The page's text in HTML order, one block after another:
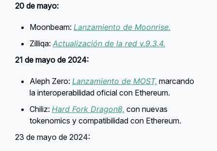
20 de mayo:
Moonbeam: Lanzamiento de Moonrise.
Zilliqa: Actualización de la red v.9.3.4.
21 de mayo de 2024:
Aleph Zero: Lanzamiento de MOST, marcando
la interoperabilidad oficial con Ethereum.
Chiliz: Hard Fork Dragon8, con nuevas
tokenomics y compatibilidad con Ethereum.
23 de mayo de 2024: